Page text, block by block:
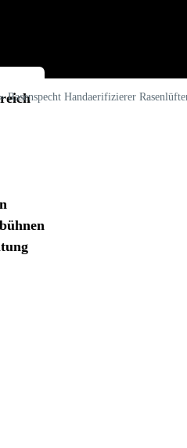
Rasenspecht Handaerifizierer